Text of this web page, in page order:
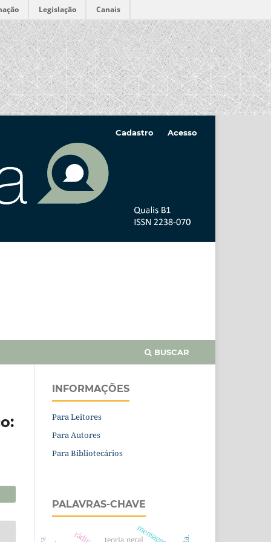
Legislação Canais
BUSCAR
Cadastro Acesso
INFORMAÇÕES
Para Leitores
Para Autores
Para Bibliotecários
PALAVRAS-CHAVE
mensagem.
teoria geral